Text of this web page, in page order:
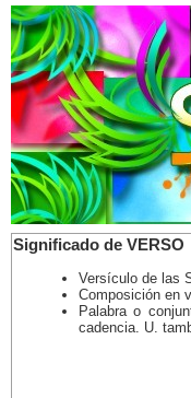
Significado de VERSO
Versículo de las
Composición en
Palabra o
cadencia. U.